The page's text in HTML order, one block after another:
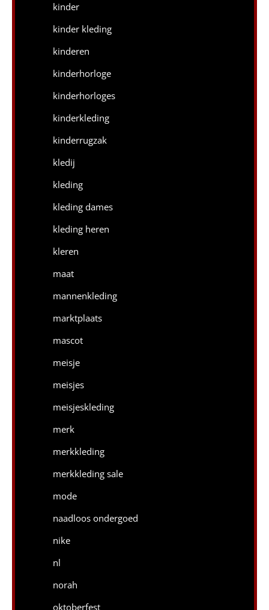
kinder
kinder kleding
kinderen
kinderhorloge
kinderhorloges
kinderkleding
kinderrugzak
kledij
kleding
kleding dames
kleding heren
kleren
maat
mannenkleding
marktplaats
mascot
meisje
meisjes
meisjeskleding
merk
merkkleding
merkkleding sale
mode
naadloos ondergoed
nike
nl
norah
oktoberfest